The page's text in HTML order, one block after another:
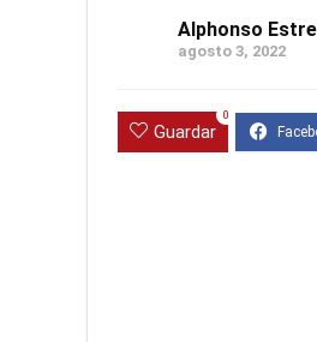
Alphonso
agosto 3, 2022
Guardar
0